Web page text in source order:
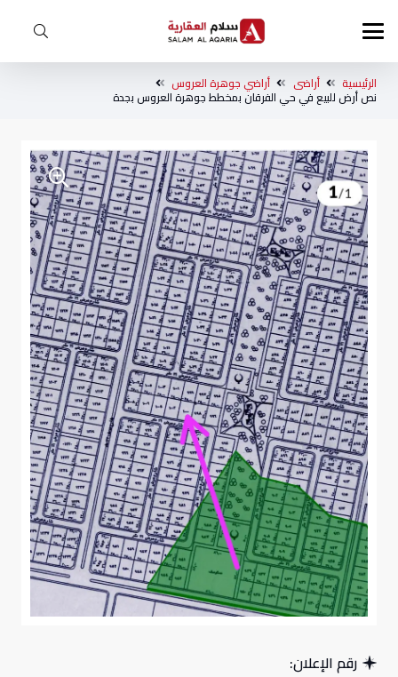
الرئيسية أراضى أراضي جوهرة العروس
نص أرض للبيع في حي الفرقان بمخطط جوهرة العروس بجدة
رقم الإعلان: